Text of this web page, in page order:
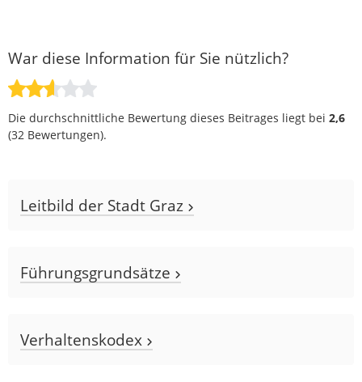
War diese Information für Sie nützlich?
Die durchschnittliche Bewertung dieses Beitrages liegt bei 2,6
(32 Bewertungen).
Leitbild der Stadt Graz
Führungsgrundsätze
Verhaltenskodex